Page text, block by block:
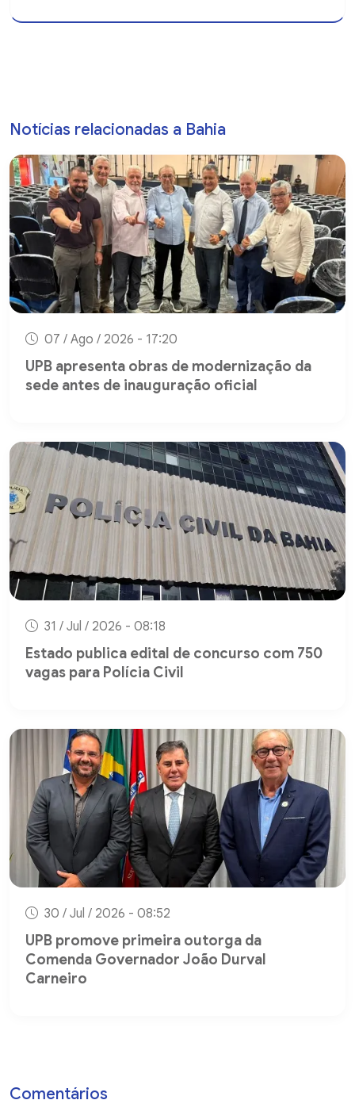
Notícias relacionadas a Bahia
07 / Ago / 2026 - 17:20
UPB apresenta obras de modernização da
sede antes de inauguração oficial
31 / Jul / 2026 - 08:18
Estado publica edital de concurso com 750
vagas para Polícia Civil
30 / Jul / 2026 - 08:52
UPB promove primeira outorga da
Comenda Governador João Durval
Carneiro
Comentários